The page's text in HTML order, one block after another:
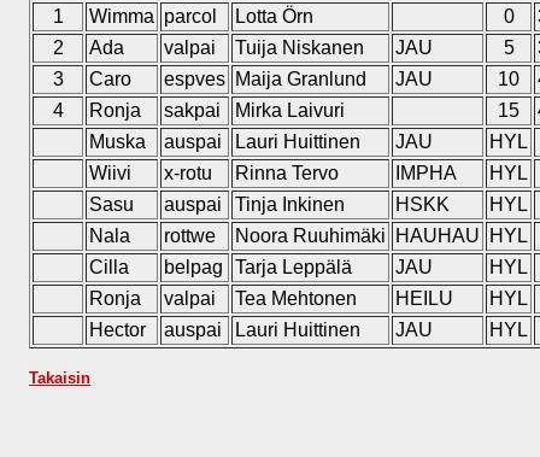
1
Wimma parcol Lotta Örn 0
2
Ada valpai Tuija Niskanen JAU 5
3
Caro espves Maija Granlund JAU 10
4
Ronja sakpai Mirka Laivuri 15
Muska
auspai Lauri Huittinen JAU
HYL
Wiivi
x-rotu Rinna Tervo IMPHA
HYL
Sasu
auspai Tinja Inkinen HSKK
HYL
Nala
rottwe Noora Ruuhimäki HAUHAU
HYL
Cilla
belpag Tarja Leppälä JAU
HYL
Ronja
valpai Tea Mehtonen HEILU
HYL
Hector
auspai Lauri Huittinen JAU HYL
Takaisin